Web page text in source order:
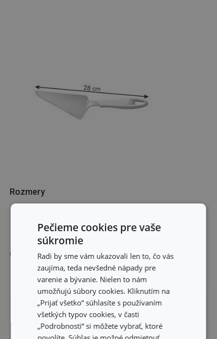
Rozmery
Ostatné parametre
MATERIÁL plast, nerezová oceľ
PRODUKTOVÁ LÍNIA
Pečieme cookies pre vaše
súkromie
Radi by sme vám ukazovali len to, čo vás
zaujíma, teda nevšedné nápady pre
varenie a bývanie. Nielen to nám
umožňujú súbory cookies. Kliknutím na
„Prijať všetko“ súhlasíte s používaním
všetkých typov cookies, v časti
„Podrobnosti“ si môžete vybrať, ktoré